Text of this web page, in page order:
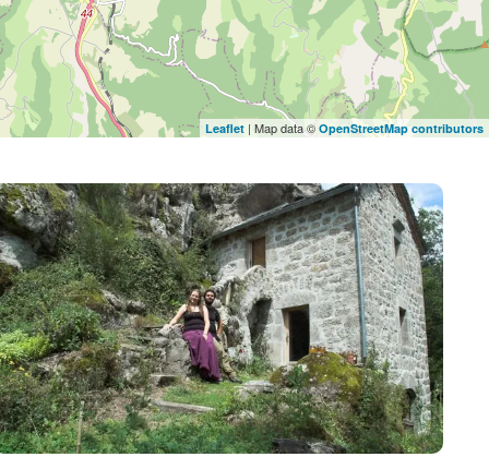
Leaflet | Map data © OpenStreetMap contributors